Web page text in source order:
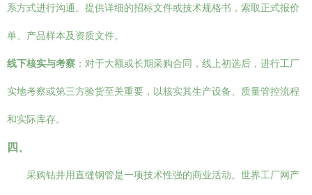
系方式进行沟通。提供详细的招标文件或技术规格书，索取正式报价
单、产品样本及资质文件。
线下核实与考察 ：对于大额或长期采购合同，线上初选后，进行工厂
实地考察或第三方验货至关重要，以核实其生产设备、质量管控流程
和实际库存。
四、
采购钻井用直缝钢管是一项技术性强的商业活动。世界工厂网产